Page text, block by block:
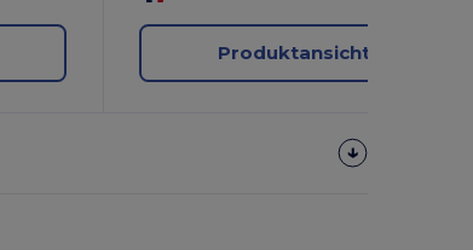
Produktansicht